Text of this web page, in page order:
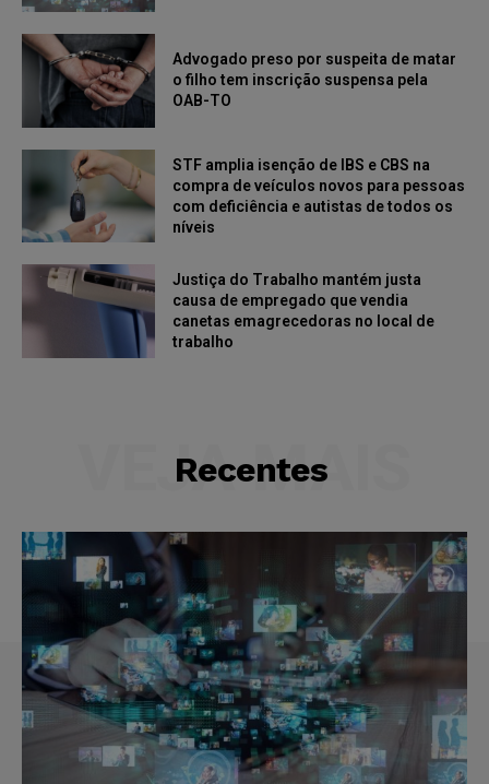
Advogado preso por suspeita de matar
o filho tem inscrição suspensa pela
OAB-TO
STF amplia isenção de IBS e CBS na
compra de veículos novos para pessoas
com deficiência e autistas de todos os
níveis
Justiça do Trabalho mantém justa
causa de empregado que vendia
canetas emagrecedoras no local de
trabalho
Recentes
VEJA MAIS